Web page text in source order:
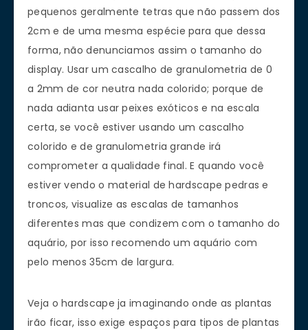
pequenos geralmente tetras que não passem dos
2cm e de uma mesma espécie para que dessa
forma, não denunciamos assim o tamanho do
display. Usar um cascalho de granulometria de 0
a 2mm de cor neutra nada colorido; porque de
nada adianta usar peixes exóticos e na escala
certa, se você estiver usando um cascalho
colorido e de granulometria grande irá
comprometer a qualidade final. E quando você
estiver vendo o material de hardscape pedras e
troncos, visualize as escalas de tamanhos
diferentes mas que condizem com o tamanho do
aquário, por isso recomendo um aquário com
pelo menos 35cm de largura.
Veja o hardscape ja imaginando onde as plantas
irão ficar, isso exige espaços para tipos de plantas